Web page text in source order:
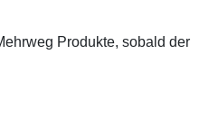
Produkte, sobald der